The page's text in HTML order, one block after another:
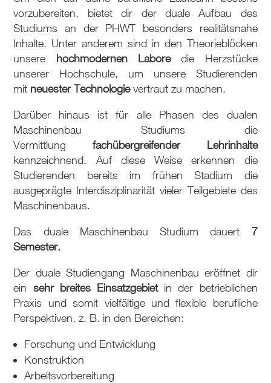
vorzubereiten, bietet dir der duale Aufbau des
Studiums an der PHWT besonders realitätsnahe
Inhalte. Unter anderem sind in den Theorieblöcken
unsere hochmodernen Laboredie Herzstücke
unserer Hochschule, um unsere Studierenden
mit neuester Technologievertraut zu machen.
Darüber hinaus ist für alle Phasen des dualen
Maschinenbau Studiums die
Vermittlung fachübergreifender Lehrinhalte
kennzeichnend. Auf diese Weise erkennen die
Studierenden bereits im frühen Stadium die
ausgeprägte Interdisziplinarität vieler Teilgebiete des
Maschinenbaus.
Das duale Maschinenbau Studium dauert 7
Semester.
Der duale Studiengang Maschinenbau eröffnet dir
ein sehr breites Einsatzgebietin der betrieblichen
Praxis und somit vielfältige und flexible berufliche
Perspektiven, z. B. in den Bereichen:
Forschung und Entwicklung
Konstruktion
Arbeitsvorbereitung